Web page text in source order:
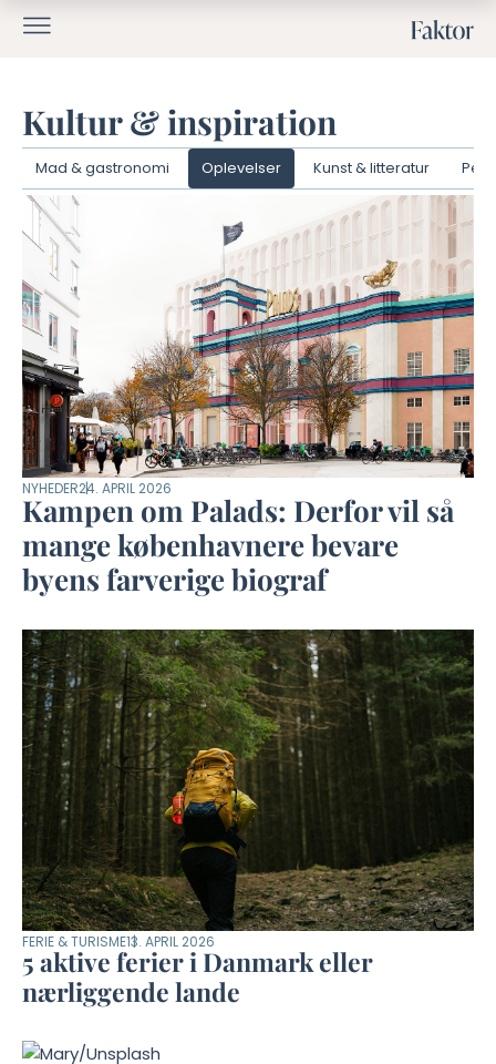
Kultur & inspiration
Mad & gastronomi Oplevelser Kunst & litteratur
NYHEDER24. APRIL 2026
Kampen om Palads: Derfor vil så
mange københavnere bevare
byens farverige biograf
FERIE & TURISME13. APRIL 2026
5 aktive ferier i Danmark eller
nærliggende lande